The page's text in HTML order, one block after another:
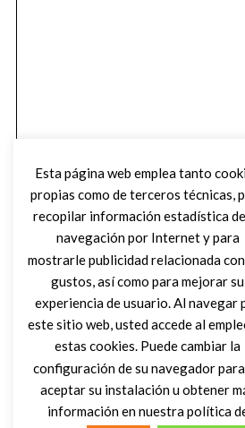
Esta página web emplea tanto
propias como de terceros técnicas,
recopilar información estadística
navegación por Internet y para
mostrarle publicidad relacionada
gustos, así como para mejorar su
experiencia de usuario. Al navegar
este sitio web, usted accede al
estas cookies. Puede cambiar la
configuración de su navegador
aceptar su instalación u obtener
información en nuestra política